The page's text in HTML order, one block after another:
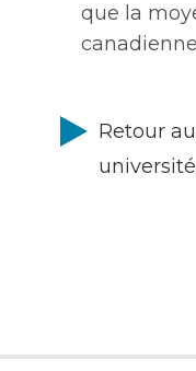
que la
Retour